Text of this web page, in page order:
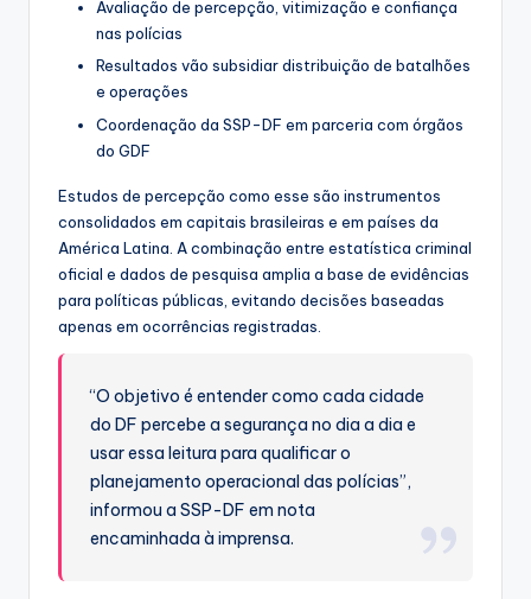
Avaliação de percepção, vitimização e confiança
nas polícias
Resultados vão subsidiar distribuição de batalhões
e operações
Coordenação da SSP-DF em parceria com órgãos
do GDF
Estudos de percepção como esse são instrumentos
consolidados em capitais brasileiras e em países da
América Latina. A combinação entre estatística criminal
oficial e dados de pesquisa amplia a base de evidências
para políticas públicas, evitando decisões baseadas
apenas em ocorrências registradas.
“O objetivo é entender como cada cidade
do DF percebe a segurança no dia a dia e
usar essa leitura para qualificar o
planejamento operacional das polícias”,
informou a SSP-DF em nota
encaminhada à imprensa.